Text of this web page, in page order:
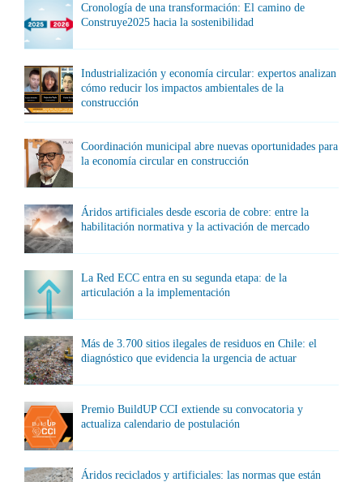
Cronología de una transformación: El camino de
Construye2025 hacia la sostenibilidad
Industrialización y economía circular: expertos analizan
cómo reducir los impactos ambientales de la
construcción
Coordinación municipal abre nuevas oportunidades para
la economía circular en construcción
Áridos artificiales desde escoria de cobre: entre la
habilitación normativa y la activación de mercado
La Red ECC entra en su segunda etapa: de la
articulación a la implementación
Más de 3.700 sitios ilegales de residuos en Chile: el
diagnóstico que evidencia la urgencia de actuar
Premio BuildUP CCI extiende su convocatoria y
actualiza calendario de postulación
Áridos reciclados y artificiales: las normas que están